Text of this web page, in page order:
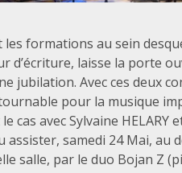
les formations au sein
d’écriture, laisse la porte
jubilation. Avec ces deux
pour la musique
le cas avec Sylvaine
assister, samedi 24 Mai, au
salle, par le duo Bojan Z